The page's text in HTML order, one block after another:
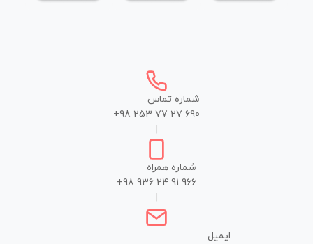
شماره تماس
+98 253 77 27 690
شماره همراه
+98 936 24 91 966
ایمیل